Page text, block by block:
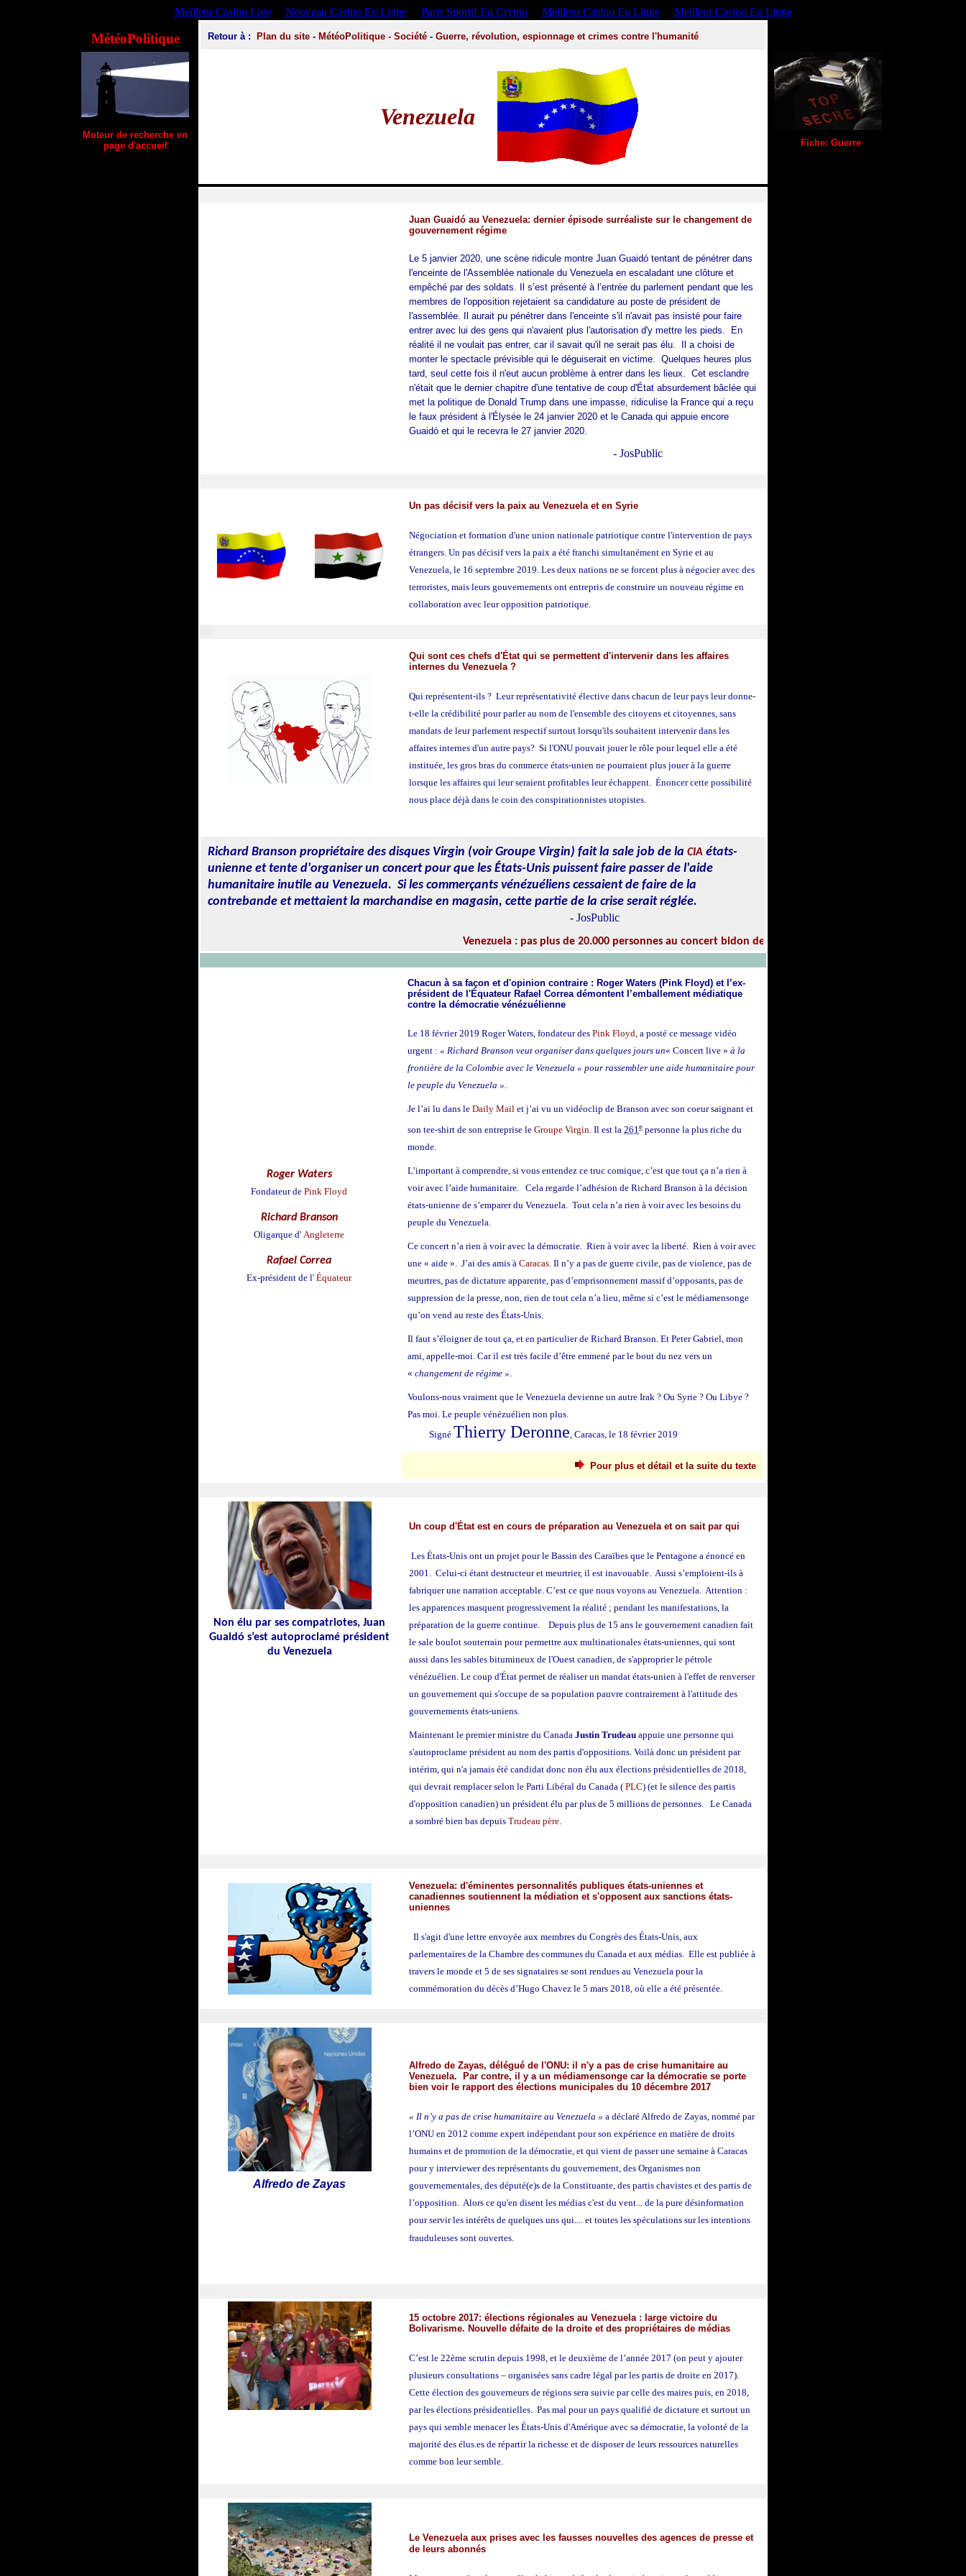
Meilleur Casino Live Nouveau Casino En Ligne Paris Sportif En Crypto Meilleur Casino En Ligne Meilleur Casino En Ligne
MétéoPolitique
Moteur de recherche en
page d'accueil
Retour à : Plan du site - MétéoPolitique - Société - Guerre, révolution, espionnage et crimes contre l'humanité
Venezuela
Fiche: Guerre
Juan Guaidó au Venezuela: dernier épisode surréaliste sur le changement de
gouvernement régime
Le 5 janvier 2020, une scène ridicule montre Juan Guaidó tentant de pénétrer dans
l'enceinte de l'Assemblée nationale du Venezuela en escaladant une clôture et
empêché par des soldats. Il s’est présenté à l’entrée du parlement pendant que les
membres de l'opposition rejetaient sa candidature au poste de président de
l'assemblée. Il aurait pu pénétrer dans l'enceinte s'il n'avait pas insisté pour faire
entrer avec lui des gens qui n'avaient plus l'autorisation d'y mettre les pieds. En
réalité il ne voulait pas entrer, car il savait qu'il ne serait pas élu. Il a choisi de
monter le spectacle prévisible qui le déguiserait en victime. Quelques heures plus
tard, seul cette fois il n'eut aucun problème à entrer dans les lieux. Cet esclandre
n'était que le dernier chapitre d'une tentative de coup d'État absurdement bâclée qui
met la politique de Donald Trump dans une impasse, ridiculise la France qui a reçu
le faux président à l'Élysée le 24 janvier 2020 et le Canada qui appuie encore
Guaidó et qui le recevra le 27 janvier 2020.
- JosPublic
Un pas décisif vers la paix au Venezuela et en Syrie
Négociation et formation d'une union nationale patriotique contre l'intervention de pays
étrangers. Un pas décisif vers la paix a été franchi simultanément en Syrie et au
Venezuela, le 16 septembre 2019. Les deux nations ne se forcent plus à négocier avec des
terroristes, mais leurs gouvernements ont entrepris de construire un nouveau régime en
collaboration avec leur opposition patriotique.
Qui sont ces chefs d'État qui se permettent d'intervenir dans les affaires
internes du Venezuela ?
Qui représentent-ils ? Leur représentativité élective dans chacun de leur pays leur donne-
t-elle la crédibilité pour parler au nom de l'ensemble des citoyens et citoyennes, sans
mandats de leur parlement respectif surtout lorsqu'ils souhaitent intervenir dans les
affaires internes d'un autre pays? Si l'ONU pouvait jouer le rôle pour lequel elle a été
instituée, les gros bras du commerce états-unien ne pourraient plus jouer à la guerre
lorsque les affaires qui leur seraient profitables leur échappent. Énoncer cette possibilité
nous place déjà dans le coin des conspirationnistes utopistes.
Richard Branson propriétaire des disques Virgin (voir Groupe Virgin) fait la sale job de la CIA états-
unienne et tente d'organiser un concert pour que les États-Unis puissent faire passer de l'aide
humanitaire inutile au Venezuela. Si les commerçants vénézuéliens cessaient de faire de la
contrebande et mettaient la marchandise en magasin, cette partie de la crise serait réglée.
- JosPublic
Venezuela : pas plus de 20.000 personnes au concert bidon de Branson - Cliquez ici pour le reportage
Roger Waters
Fondateur de Pink Floyd
Richard Branson
Oligarque d' Angleterre
Rafael Correa
Ex-président de l' Équateur
Chacun à sa façon et d'opinion contraire : Roger Waters (Pink Floyd) et l’ex-
président de l'Équateur Rafael Correa démontent l’emballement médiatique
contre la démocratie vénézuélienne
Le 18 février2019 Roger Waters, fondateur des Pink Floyd, a posté ce message vidéo
urgent : « Richard Branson veut organiser dans quelques jours un« Concert live » à la
frontière de la Colombie avec le Venezuela « pour rassembler une aide humanitaire pour
le peuple du Venezuela ».
Je l’ai lu dans le Daily Mail et j’ai vu un vidéoclip de Branson avec son coeur saignant et
son tee-shirt de son entreprise le Groupe Virgin. Il est la 261e personne la plus riche du
monde.
L’important à comprendre, si vous entendez ce truc comique, c’est que tout ça n’a rien à
voir avec l’aide humanitaire. Cela regarde l’adhésion de Richard Branson à la décision
états-unienne de s’emparer du Venezuela. Tout cela n’a rien à voir avec les besoins du
peuple du Venezuela.
Ce concert n’a rien à voir avec la démocratie. Rien à voir avec la liberté. Rien à voir avec
une « aide ». J’ai des amis à Caracas. Il n’y a pas de guerre civile, pas de violence, pas de
meurtres, pas de dictature apparente, pas d’emprisonnement massif d’opposants, pas de
suppression de la presse, non, rien de tout cela n’a lieu, même si c’est le médiamensonge
qu’on vend au reste des États-Unis.
Il faut s’éloigner de tout ça, et en particulier de Richard Branson. Et Peter Gabriel, mon
ami, appelle-moi. Car il est très facile d’être emmené par le bout du nez vers un
« changement de régime ».
Voulons-nous vraiment que le Venezuela devienne un autre Irak ? Ou Syrie ? Ou Libye ?
Pas moi. Le peuple vénézuélien non plus.
Signé Thierry Deronne, Caracas, le 18 février 2019
Pour plus et détail et la suite du texte
Non élu par ses compatriotes, Juan
Guaidó s’est autoproclamé président
du Venezuela
Un coup d'État est en cours de préparation au Venezuela et on sait par qui
Les États-Unis ont un projet pour le Bassin des Caraïbes que le Pentagone a énoncé en
2001. Celui-ci étant destructeur et meurtrier, il est inavouable. Aussi s’emploient-ils à
fabriquer une narration acceptable. C’est ce que nous voyons au Venezuela. Attention :
les apparences masquent progressivement la réalité ; pendant les manifestations, la
préparation de la guerre continue. Depuis plus de 15 ans le gouvernement canadien fait
le sale boulot souterrain pour permettre aux multinationales états-uniennes, qui sont
aussi dans les sables bitumineux de l'Ouest canadien, de s'approprier le pétrole
vénézuélien. Le coup d'État permet de réaliser un mandat états-unien à l'effet de renverser
un gouvernement qui s'occupe de sa population pauvre contrairement à l'attitude des
gouvernements états-uniens.
Maintenant le premier ministre du Canada Justin Trudeau appuie une personne qui
s'autoproclame président au nom des partis d'oppositions. Voilà donc un président par
intérim, qui n'a jamais été candidat donc non élu aux élections présidentielles de 2018,
qui devrait remplacer selon le Parti Libéral du Canada ( PLC) (et le silence des partis
d'opposition canadien) un président élu par plus de 5 millions de personnes. Le Canada
a sombré bien bas depuis Trudeau père.
Venezuela: d'éminentes personnalités publiques états-uniennes et
canadiennes soutiennent la médiation et s'opposent aux sanctions états-
uniennes
Il s'agit d'une lettre envoyée aux membres du Congrès des États-Unis, aux
parlementaires de la Chambre des communes du Canada et aux médias. Elle est publiée à
travers le monde et 5 de ses signataires se sont rendues au Venezuela pour la
commémoration du décès d’Hugo Chavez le 5 mars 2018, où elle a été présentée.
Alfredo de Zayas
Alfredo de Zayas, délégué de l'ONU: il n'y a pas de crise humanitaire au
Venezuela.
Par contre, il y a un médiamensonge car la démocratie se porte
bien voir le rapport des élections municipales du 10 décembre 2017
« Il n’y a pas de crise humanitaire au Venezuela » a déclaré Alfredo de Zayas, nommé par
l’ONU en 2012 comme expert indépendant pour son expérience en matière de droits
humains et de promotion de la démocratie, et qui vient de passer une semaine à Caracas
pour y interviewer des représentants du gouvernement, des Organismes non
gouvernementales, des député(e)s de la Constituante, des partis chavistes et des partis de
l’opposition. Alors ce qu'en disent les médias c'est du vent... de la pure désinformation
pour servir les intérêts de quelques uns qui.... et toutes les spéculations sur les intentions
frauduleuses sont ouvertes.
15 octobre 2017: élections régionales au Venezuela : large victoire du
Bolivarisme. Nouvelle défaite de la droite et des propriétaires de médias
C’est le 22ème scrutin depuis 1998, et le deuxième de l’année 2017 (on peut y ajouter
plusieurs consultations – organisées sans cadre légal par les partis de droite en 2017).
Cette élection des gouverneurs de régions sera suivie par celle des maires puis, en 2018,
par les élections présidentielles. Pas mal pour un pays qualifié de dictature et surtout un
pays qui semble menacer les États-Unis d'Amérique avec sa démocratie, la volonté de la
majorité des élus.es de répartir la richesse et de disposer de leurs ressources naturelles
comme bon leur semble.
Le Venezuela aux prises avec les fausses nouvelles des agences de presse et
de leurs abonnés